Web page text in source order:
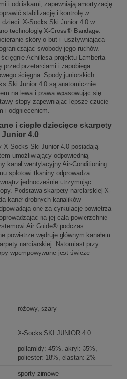
i odciskami, zapewniają amortyzację
stabilizację i kontrolę w
dzieci X-Socks Ski Junior 4.0 w
technologię X-Cross® Bandage.
skóry o but i usztywniająca
swobody jego ruchów.
Achillesa projektu Lamberta-
przed przetarciami i zapobiega
ścięgna. Spody juniorskich
Ski Junior 4.0 są anatomicznie
na lewą i prawą wpasowując się
stopy zapewniając lepsze czucie
i odgnieceniom.
i ciepłe dziecięce skarpety
4.0
X-Socks Ski Junior 4.0 posiadają
umożliwiający odpowiednią
kanał wentylacyjny Air-Conditioning
splotowi tkaniny odprowadza
jednocześnie utrzymując
Podstawa skarpety narciarskiej X-
kanał drobnych kanalików
one za cyrkulację powietrza
na jej całą powierzchnię
Air Guide® podczas
powietrze wędruje głównym kanałem
narciarskiej. Natomiast przy
wpompowywane jest świeże
różowy, szary
X-Socks SKI JUNIOR 4.0
poliamidy: 45%. akryl: 35%,
poliester: 18%, elastan: 2%
sporty zimowe